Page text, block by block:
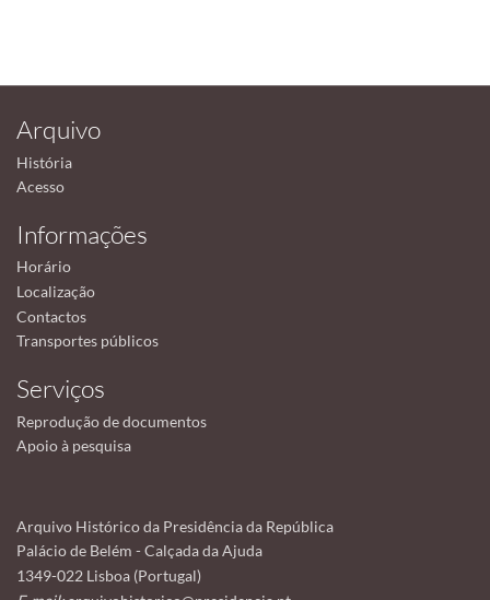
Arquivo
História
Acesso
Informações
Horário
Localização
Contactos
Transportes públicos
Serviços
Reprodução de documentos
Apoio à pesquisa
Arquivo Histórico da Presidência da República
Palácio de Belém - Calçada da Ajuda
1349-022 Lisboa (Portugal)